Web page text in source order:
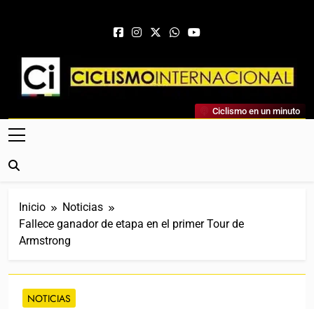
Ciclismo Internacional
Web Dedicada Al Ciclismo Mundial. Entrevistas, Análisis,
Crónicas, Previas Y Más. La Web Ciclista De Referencia.
Ciclismo en un minuto
Inicio
Noticias
Fallece ganador de etapa en el primer Tour de
Armstrong
NOTICIAS